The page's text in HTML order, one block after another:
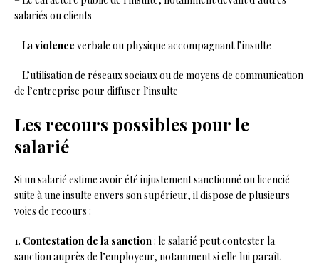
salariés ou clients
– La violence verbale ou physique accompagnant l’insulte
– L’utilisation de réseaux sociaux ou de moyens de communication
de l’entreprise pour diffuser l’insulte
Les recours possibles pour le
salarié
Si un salarié estime avoir été injustement sanctionné ou licencié
suite à une insulte envers son supérieur, il dispose de plusieurs
voies de recours :
1. Contestation de la sanction: le salarié peut contester la
sanction auprès de l’employeur, notamment si elle lui paraît